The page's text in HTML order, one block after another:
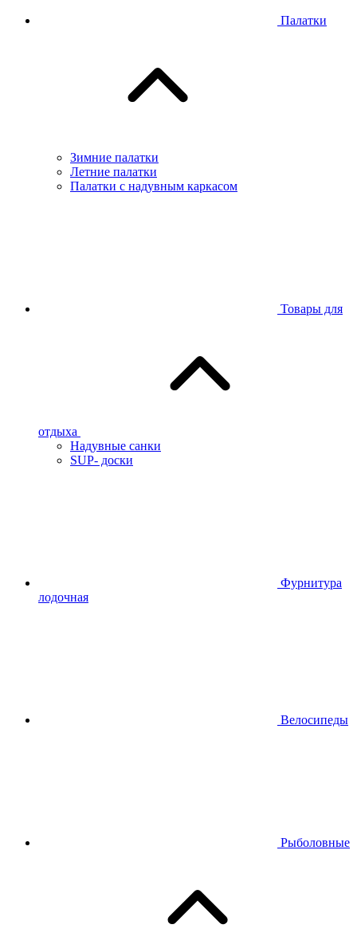
Палатки
Зимние палатки
Летние палатки
Палатки с надувным каркасом
Товары для
отдыха
Надувные санки
SUP- доски
Фурнитура
лодочная
Велосипеды
Рыболовные